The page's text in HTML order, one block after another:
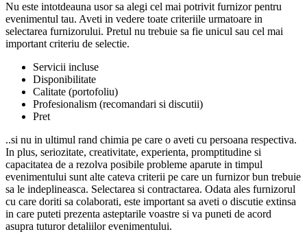
Nu este intotdeauna usor sa alegi cel mai potrivit furnizor pentru
evenimentul tau. Aveti in vedere toate criteriile urmatoare in
selectarea furnizorului. Pretul nu trebuie sa fie unicul sau cel mai
important criteriu de selectie.
Servicii incluse
Disponibilitate
Calitate (portofoliu)
Profesionalism (recomandari si discutii)
Pret
..si nu in ultimul rand chimia pe care o aveti cu persoana respectiva.
In plus, seriozitate, creativitate, experienta, promptitudine si
capacitatea de a rezolva posibile probleme aparute in timpul
evenimentului sunt alte cateva criterii pe care un furnizor bun trebuie
sa le indeplineasca. Selectarea si contractarea. Odata ales furnizorul
cu care doriti sa colaborati, este important sa aveti o discutie extinsa
in care puteti prezenta asteptarile voastre si va puneti de acord
asupra tuturor detaliilor evenimentului.